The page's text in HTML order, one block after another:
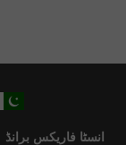
انسٹا فاریکس برانڈ